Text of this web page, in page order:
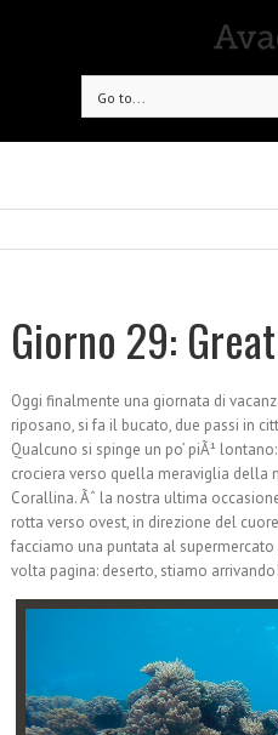
Go to...
Giorno 29:
Oggi finalmente una giornata di
riposano, si fa il bucato, due passi in
Qualcuno si spinge un po’ piÃ¹
crociera verso quella meraviglia della
Corallina. Ãˆ la nostra ultima
rotta verso ovest, in direzione del
facciamo una puntata al
volta pagina: deserto, stiamo arrivando!